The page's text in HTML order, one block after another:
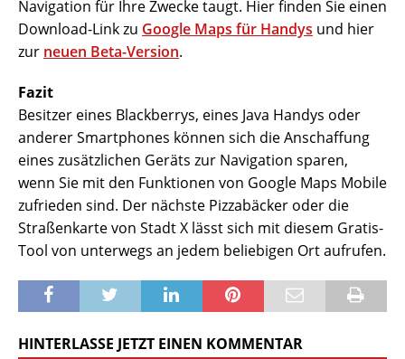
Navigation für Ihre Zwecke taugt. Hier finden Sie einen
Download-Link zu Google Maps für Handys und hier
zur neuen Beta-Version.
Fazit
Besitzer eines Blackberrys, eines Java Handys oder
anderer Smartphones können sich die Anschaffung
eines zusätzlichen Geräts zur Navigation sparen,
wenn Sie mit den Funktionen von Google Maps Mobile
zufrieden sind. Der nächste Pizzabäcker oder die
Straßenkarte von Stadt X lässt sich mit diesem Gratis-
Tool von unterwegs an jedem beliebigen Ort aufrufen.
HINTERLASSE JETZT EINEN KOMMENTAR